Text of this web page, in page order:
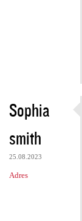
Sophia
smith
25.08.2023
Adres